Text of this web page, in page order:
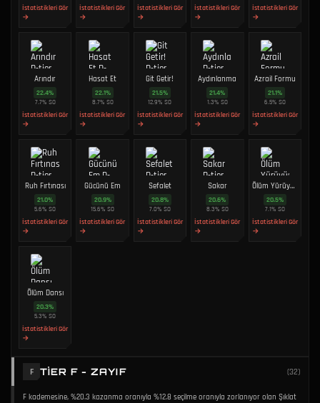
İstatistikleri Gör
→
İstatistikleri Gör
→
İstatistikleri Gör
→
İstatistikleri Gör
→
İstatistikleri Gör
→
Arındır
22.4%
7.7% SO
İstatistikleri Gör
→
Hasat Et
22.1%
8.7% SO
İstatistikleri Gör
→
Git Getir!
21.5%
12.9%SO
İstatistikleri Gör
→
Aydınlanma
21.4%
1.3% SO
İstatistikleri Gör
→
Azrail Formu
21.1%
6.5% SO
İstatistikleri Gör
→
Ruh Fırtınası
21.0%
5.6%SO
İstatistikleri Gör
→
Gücünü Em
20.9%
15.6%SO
İstatistikleri Gör
→
Sefalet
20.8%
7.0% SO
İstatistikleri Gör
→
Sakar
20.6%
8.3% SO
İstatistikleri Gör
→
Ölüm Yürüyüşü
20.5%
7.1% SO
İstatistikleri Gör
→
Ölüm Dansı
20.3%
5.3%SO
İstatistikleri Gör
→
F TIER F - ZAYIF (32)
F kademesine, %20.3 kazanma oranıyla %12.8 seçilme oranıyla zorlanıyor olan Şıklat